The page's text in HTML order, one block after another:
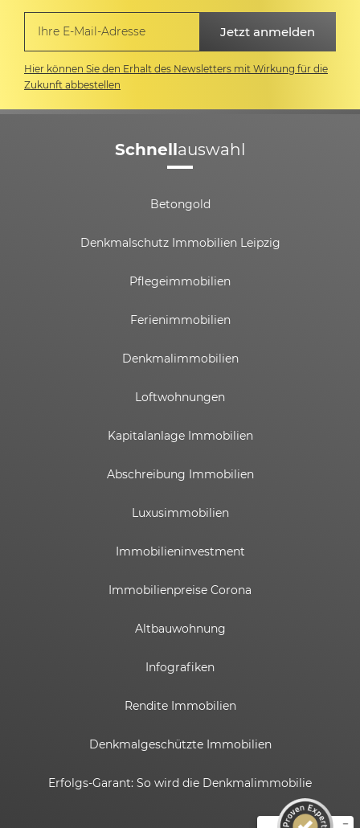
Hier können Sie den Erhalt des Newsletters mit Wirkung für die
Zukunft abbestellen
Schnellauswahl
Betongold
Denkmalschutz Immobilien Leipzig
Pflegeimmobilien
Ferienimmobilien
Denkmalimmobilien
Loftwohnungen
Kapitalanlage Immobilien
Abschreibung Immobilien
Luxusimmobilien
Immobilieninvestment
Immobilienpreise Corona
Altbauwohnung
Infografiken
Rendite Immobilien
Denkmalgeschützte Immobilien
Erfolgs-Garant: So wird die Denkmalimmobilie
Empfehlungen auf
ProvenExpert.com